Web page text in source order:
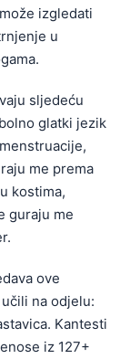
izgledati
u
sljedeću
glatki jezik
me prema
kostima,
guraju me
ove
na odjelu:
Kantesti
iz 127+